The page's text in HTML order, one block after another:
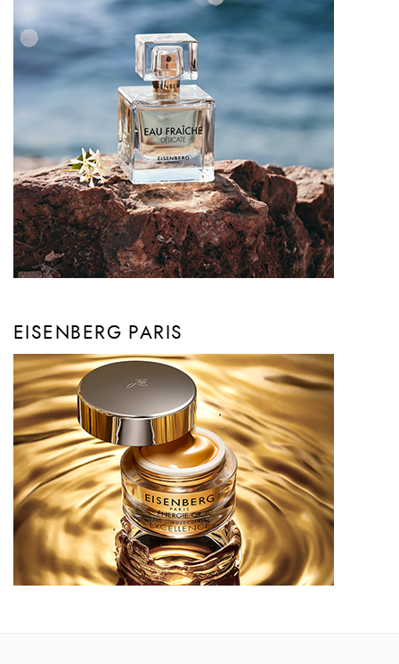
EISENBERG PARIS